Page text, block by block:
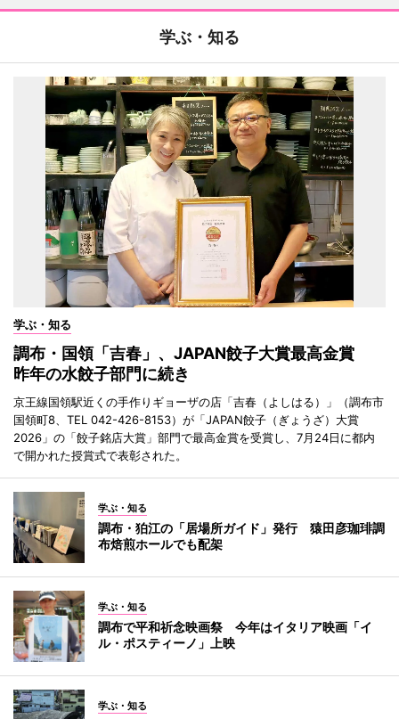
学ぶ・知る
学ぶ・知る
調布・国領「吉春」、JAPAN餃子大賞最高金賞
昨年の水餃子部門に続き
京王線国領駅近くの手作りギョーザの店「吉春（よしはる）」（調布市
国領町8、TEL 042-426-8153）が「JAPAN餃子（ぎょうざ）大賞
2026」の「餃子銘店大賞」部門で最高金賞を受賞し、7月24日に都内
で開かれた授賞式で表彰された。
学ぶ・知る
調布・狛江の「居場所ガイド」発行 猿田彦珈琲調
布焙煎ホールでも配架
学ぶ・知る
調布で平和祈念映画祭 今年はイタリア映画「イ
ル・ポスティーノ」上映
学ぶ・知る